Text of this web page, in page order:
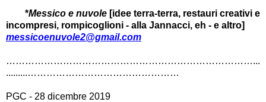
*Messico e nuvole [idee terra-terra, restauri creativi e
incompresi, rompicoglioni - alla Jannacci, eh - e altro]
messicoenuvole2@gmail.com
……………………………………………………………………...
.........……………………………………… …
PGC - 28 dicembre 2019